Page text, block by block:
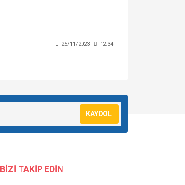
25/11/2023 12:34
KAYDOL
BİZİ TAKİP EDİN